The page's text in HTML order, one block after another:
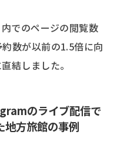
でのページの閲覧数
数が以前の1.5倍に向
結しました。
のライブ配信で
地方旅館の事例